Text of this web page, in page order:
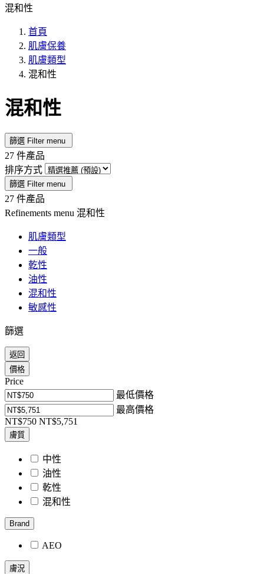
混和性
首頁
肌膚保養
肌膚類型
混和性
混和性
篩選 Filter menu
27 件產品
排序方式
篩選 Filter menu
27 件產品
Refinements menu 混和性
肌膚類型
一般
乾性
油性
混和性
敏感性
篩選
返回
價格
Price
最低價格
最高價格
NT$750 NT$5,751
膚質
中性
油性
乾性
混和性
Brand
AEO
膚況